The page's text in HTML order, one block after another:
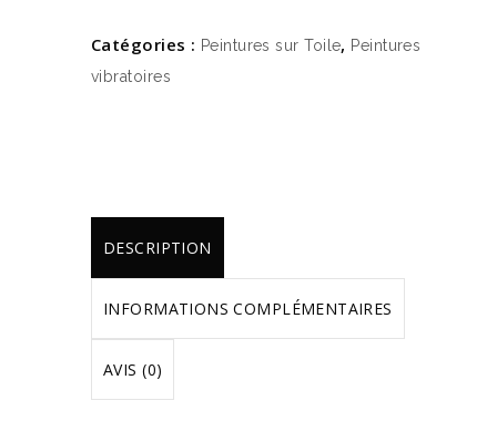
quantity
Catégories : Peintures sur Toile, Peintures
vibratoires
DESCRIPTION
INFORMATIONS COMPLÉMENTAIRES
AVIS (0)